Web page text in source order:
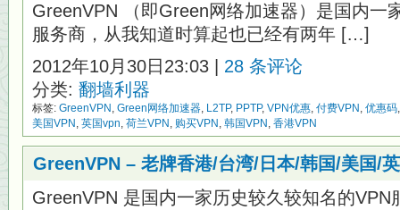
GreenVPN （即Green网络加速器）是国内一
服务商，从我知道时算起也已经有两年 […]
2012年10月30日23:03 | 28 条评论
分类: 翻墙利器
标签: GreenVPN , Green网络加速器, L2TP, PPTP, VPN优惠, 付费VPN , 优惠码
美国VPN , 英国vpn, 荷兰VPN , 购买VPN , 韩国VPN , 香港VPN
GreenVPN – 老牌香港/台湾/日本/韩国/美国/
GreenVPN 是国内一家历史较久较知名的VPN